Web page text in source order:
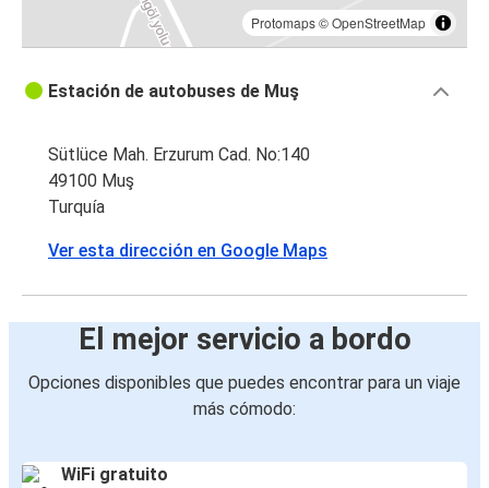
Protomaps©OpenStreetMap
Estación de autobuses de Muş
Sütlüce Mah. Erzurum Cad. No:140
49100 Muş
Turquía
Ver esta dirección en Google Maps
El mejor servicio a bordo
Opciones disponibles que puedes encontrar para un viaje
más cómodo:
WiFi gratuito